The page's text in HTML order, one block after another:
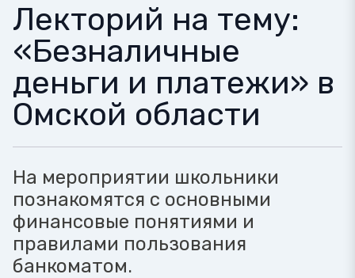
Лекторий на тему:
«Безналичные
деньги и платежи» в
Омской области
На мероприятии школьники
познакомятся с основными
финансовые понятиями и
правилами пользования
банкоматом.